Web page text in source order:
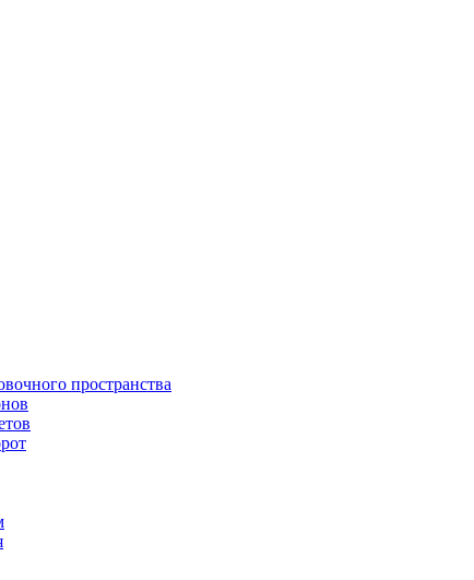
пространства